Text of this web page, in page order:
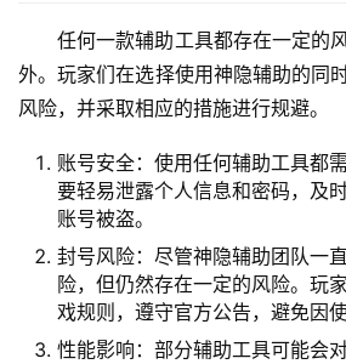
任何一款辅助工具都存在一定的
外。玩家们在选择使用神隐辅助的同
风险，并采取相应的措施进行规避。
账号安全：使用任何辅助工具都
要轻易泄露个人信息和密码，及
账号被盗。
封号风险：尽管神隐辅助团队一
险，但仍然存在一定的风险。玩
戏规则，遵守官方公告，避免因
性能影响：部分辅助工具可能会